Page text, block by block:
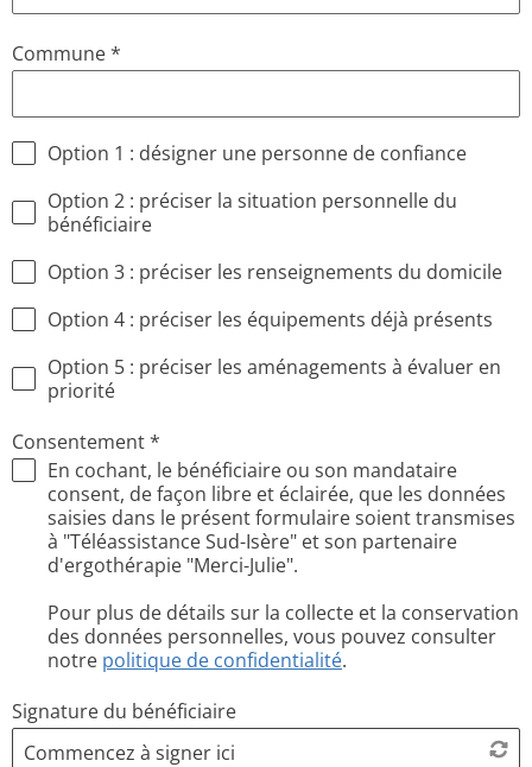
Commune*
Option 1 : désigner une personne de confiance
Option 2 : préciser la situation personnelle du
bénéficiaire
Option 3 : préciser les renseignements du domicile
Option 4 : préciser les équipements déjà présents
Option 5 : préciser les aménagements à évaluer en
priorité
Consentement*
En cochant, le bénéficiaire ou son mandataire
consent, de façon libre et éclairée, que les données
saisies dans le présent formulaire soient transmises
à "Téléassistance Sud-Isère" et son partenaire
d'ergothérapie "Merci-Julie".
Pour plus de détails sur la collecte et la conservation
des données personnelles, vous pouvez consulter
notre politique de confidentialité.
Signature du bénéficiaire
Commencez à signer ici